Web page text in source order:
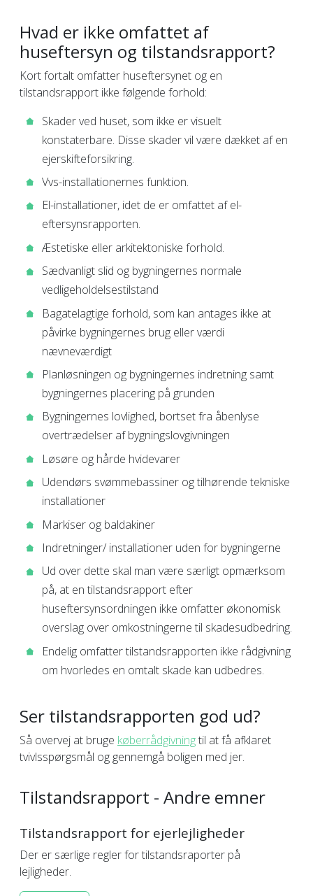
Hvad er ikke omfattet af
huseftersyn og tilstandsrapport?
Kort fortalt omfatter huseftersynet og en
tilstandsrapport ikke følgende forhold:
Skader ved huset, som ikke er visuelt
konstaterbare. Disse skader vil være dækket af en
ejerskifteforsikring.
Vvs-installationernes funktion.
El-installationer, idet de er omfattet af el-
eftersynsrapporten.
Æstetiske eller arkitektoniske forhold.
Sædvanligt slid og bygningernes normale
vedligeholdelsestilstand
Bagatelagtige forhold, som kan antages ikke at
påvirke bygningernes brug eller værdi
nævneværdigt
Planløsningen og bygningernes indretning samt
bygningernes placering på grunden
Bygningernes lovlighed, bortset fra åbenlyse
overtrædelser af bygningslovgivningen
Løsøre og hårde hvidevarer
Udendørs svømmebassiner og tilhørende tekniske
installationer
Markiser og baldakiner
Indretninger/ installationer uden for bygningerne
Ud over dette skal man være særligt opmærksom
på, at en tilstandsrapport efter
huseftersynsordningen ikke omfatter økonomisk
overslag over omkostningerne til skadesudbedring.
Endelig omfatter tilstandsrapporten ikke rådgivning
om hvorledes en omtalt skade kan udbedres.
Ser tilstandsrapporten god ud?
Så overvej at bruge køberrådgivningtil at få afklaret
tvivlsspørgsmål og gennemgå boligen med jer.
Tilstandsrapport - Andre emner
Tilstandsrapport for ejerlejligheder
Der er særlige regler for tilstandsraporter på
lejligheder.